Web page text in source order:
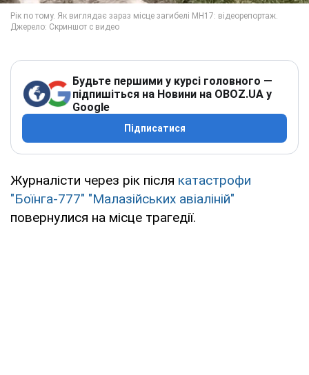
Будьте першими у курсі головного —
підпишіться на Новини на OBOZ.UA у
Google
Підписатися
Журналісти через рік після катастрофи
"Боїнга-777" "Малазійських авіаліній"
повернулися на місце трагедії.